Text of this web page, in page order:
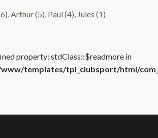
Arthur (5), Paul (4), Jules (1)
property: stdClass::$readmore in
templates/tpl_clubsport/html/